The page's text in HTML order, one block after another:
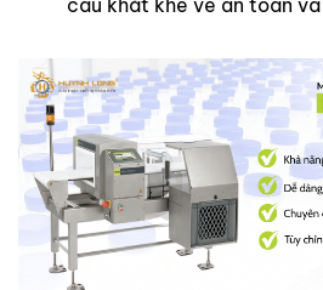
cầu khắt khe về an toàn